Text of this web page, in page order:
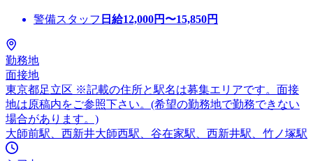
警備スタッフ 日給12,000円〜15,850円
勤務地
面接地
東京都足立区 ※記載の住所と駅名は募集エリアです。面接
地は原稿内をご参照下さい。(希望の勤務地で勤務できない
場合があります。)
大師前駅、西新井大師西駅、谷在家駅、西新井駅、竹ノ塚駅